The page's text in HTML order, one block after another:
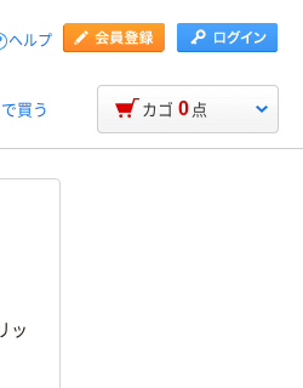
ヘルプ
買う カゴ 0 点
ッ